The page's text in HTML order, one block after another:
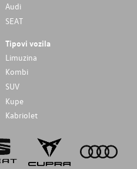
Audi
SEAT
Tipovi vozila
Limuzina
Kombi
SUV
Kupe
Kabriolet